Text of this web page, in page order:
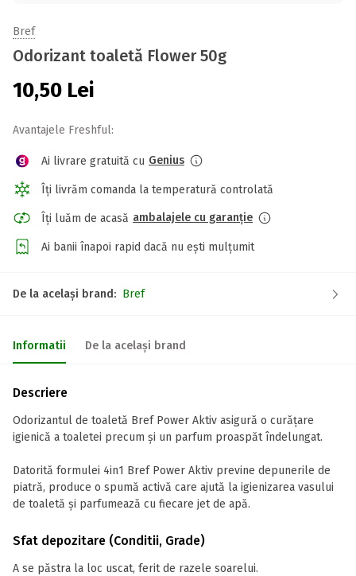
Bref
Odorizant toaletă Flower 50g
10,50 Lei
Avantajele Freshful:
Ai livrare gratuită cu Genius
Îți livrăm comanda la temperatură controlată
Îți luăm de acasă ambalajele cu garanție
Ai banii înapoi rapid dacă nu ești mulțumit
De la același brand: Bref
Informatii De la același brand
Descriere
Odorizantul de toaletă Bref Power Aktiv asigură o curățare
igienică a toaletei precum și un parfum proaspăt îndelungat.
Datorită formulei 4in1 Bref Power Aktiv previne depunerile de
piatră, produce o spumă activă care ajută la igienizarea vasului
de toaletă și parfumează cu fiecare jet de apă.
Sfat depozitare (Conditii, Grade)
A se păstra la loc uscat, ferit de razele soarelui.